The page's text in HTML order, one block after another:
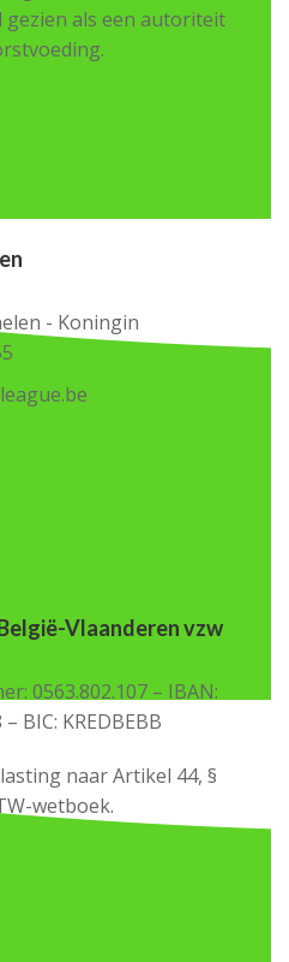
gezien als een autoriteit
- Koningin
België-Vlaanderen vzw
0563.802.107 – IBAN:
BIC: KREDBEBB
naar Artikel 44, §
wetboek.